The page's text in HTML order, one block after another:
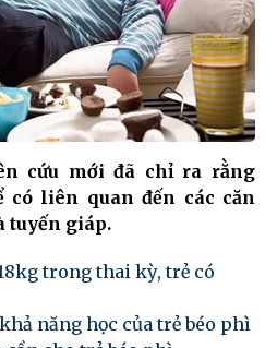
cứu mới đã chỉ ra rằng
có liên quan đến các căn
tuyến giáp.
trong thai kỳ, trẻ có
năng học của trẻ béo phì